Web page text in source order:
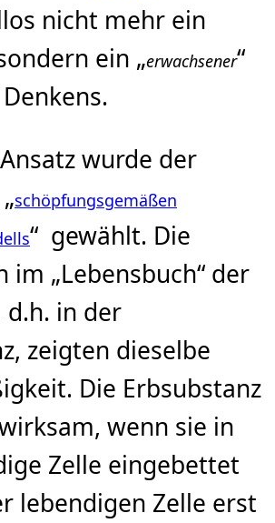
nicht mehr ein
ein „erwachsener“
wurde der
schöpfungsgemäßen
“ gewählt. Die
im „Lebensbuch“ der
d.h. in der
zeigten dieselbe
Die Erbsubstanz
wenn sie in
Zelle eingebettet
lebendigen Zelle erst